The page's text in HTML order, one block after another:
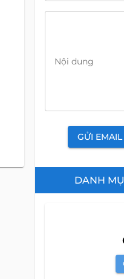
Nội dung
GỬI EMAIL
DANH